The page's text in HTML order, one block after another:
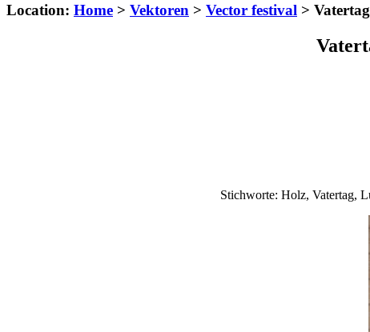
Location: Home > Vektoren > Vector festival >
Stichworte: Holz, Vatertag,